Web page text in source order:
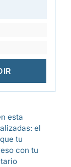
esta
el
tu
con tu